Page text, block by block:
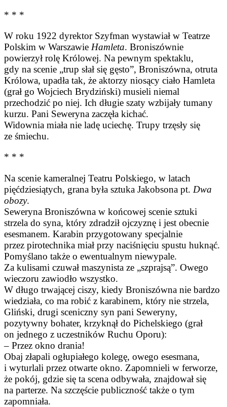
* * *
W roku 1922 dyrektor Szyfman wystawiał w Teatrze
Polskim w Warszawie Hamleta. Broniszównie
powierzył rolę Królowej. Na pewnym spektaklu,
gdy na scenie „trup słał się gęsto”, Broniszówna, otruta
Królowa, upadła tak, że aktorzy niosący ciało Hamleta
(grał go Wojciech Brydziński) musieli niemal
przechodzić po niej. Ich długie szaty wzbijały tumany
kurzu. Pani Seweryna zaczęła kichać.
Widownia miała nie ladę uciechę. Trupy trzęsły się
ze śmiechu.
* * *
Na scenie kameralnej Teatru Polskiego, w latach
pięćdziesiątych, grana była sztuka Jakobsona pt. Dwa
obozy.
Seweryna Broniszówna w końcowej scenie sztuki
strzela do syna, który zdradził ojczyznę i jest obecnie
esesmanem. Karabin przygotowany specjalnie
przez pirotechnika miał przy naciśnięciu spustu huknąć.
Pomyślano także o ewentualnym niewypale.
Za kulisami czuwał maszynista ze „szprajsą”. Owego
wieczoru zawiodło wszystko.
W długo trwającej ciszy, kiedy Broniszówna nie bardzo
wiedziała, co ma robić z karabinem, który nie strzela,
Gliński, drugi sceniczny syn pani Seweryny,
pozytywny bohater, krzyknął do Pichelskiego (grał
on jednego z uczestników Ruchu Oporu):
– Przez okno drania!
Obaj złapali ogłupiałego kolegę, owego esesmana,
i wyturlali przez otwarte okno. Zapomnieli w ferworze,
że pokój, gdzie się ta scena odbywała, znajdował się
na parterze. Na szczęście publiczność także o tym
zapomniała.